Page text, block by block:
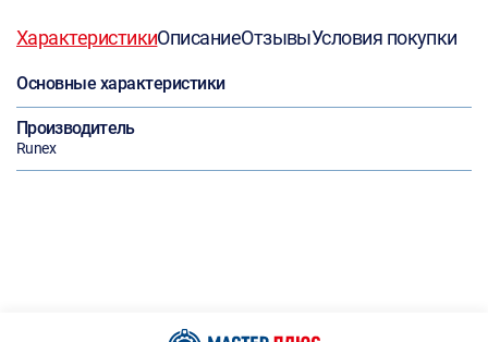
ХарактеристикиОписаниеОтзывыУсловия покупки
Основные характеристики
Производитель
Runex